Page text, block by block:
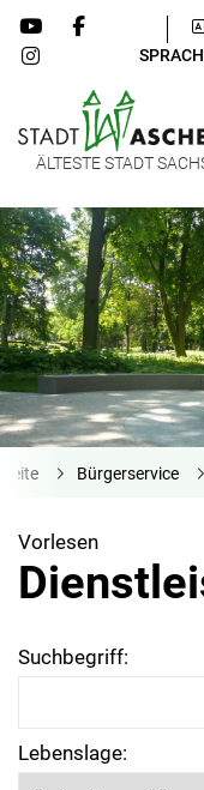
ÄLTESTE STADT
Bürgerservice
Vorlesen
Suchbegriff:
Lebenslage: